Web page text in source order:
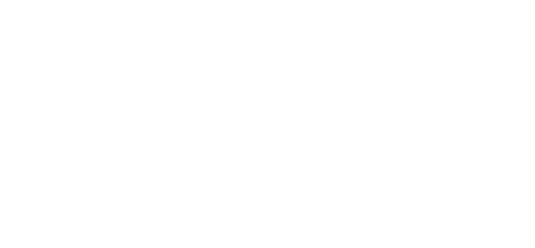
数あるペ
佐賀県在